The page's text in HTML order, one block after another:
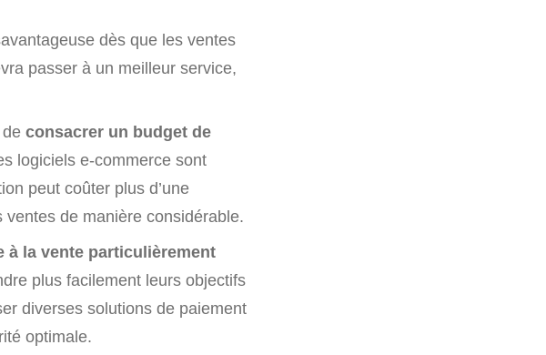
dès que les ventes
passer à un meilleur service,
consacrer un budget de
logiciels e-commerce sont
peut coûter plus d’une
ventes de manière considérable.
à la vente particulièrement
plus facilement leurs objectifs
diverses solutions de paiement
optimale.